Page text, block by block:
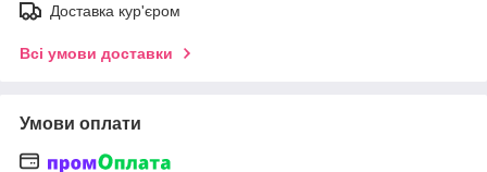
Доставка кур'єром
Всі умови доставки
Умови оплати